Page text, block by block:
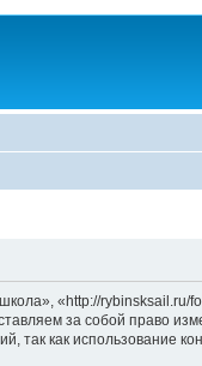
«http://rybinsksail.ru/
за собой право
так как использование